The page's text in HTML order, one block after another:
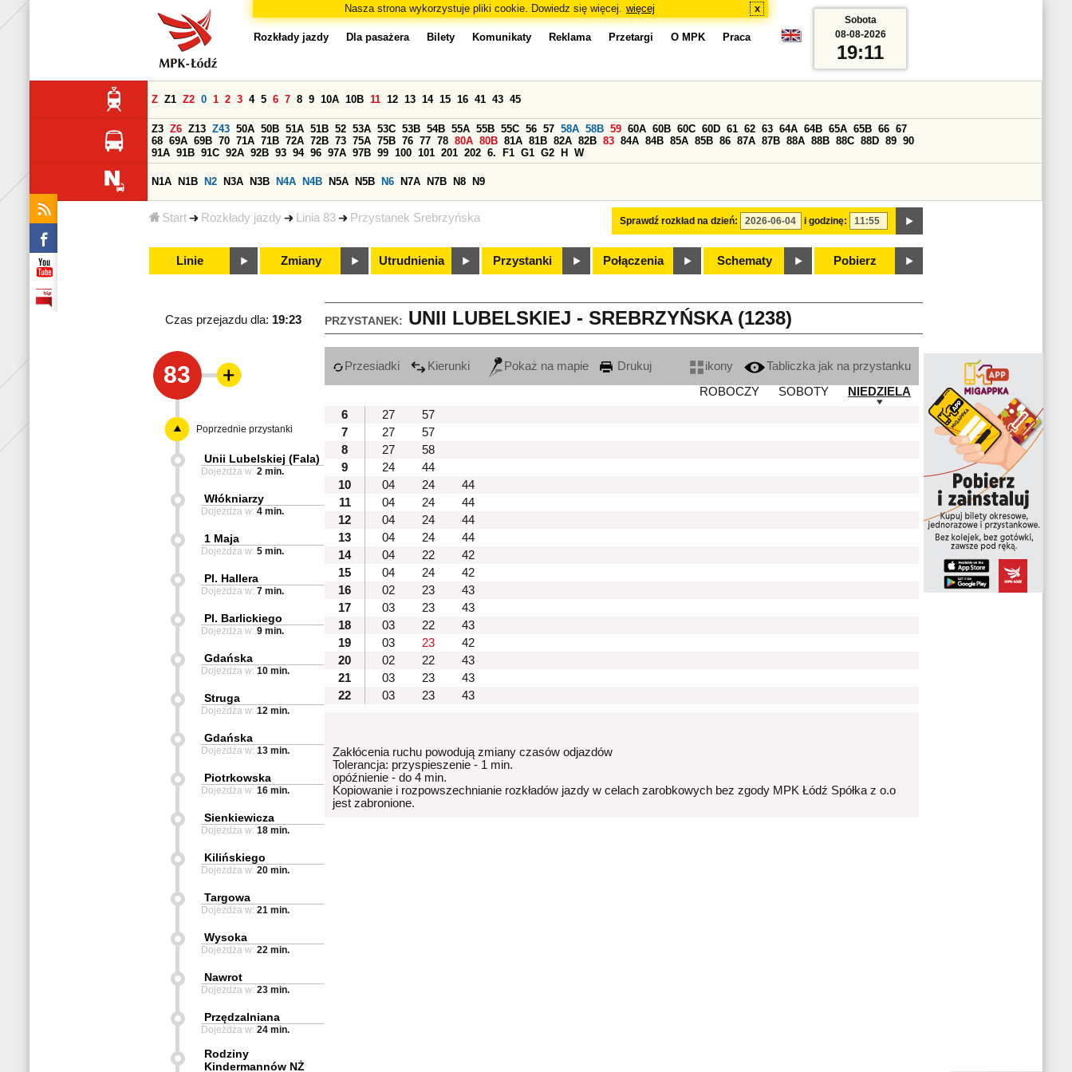
Nasza strona wykorzystuje pliki cookie. Dowiedz się więcej. więcej x
Start Rozkłady jazdy Linia 83 Przystanek Srebrzyńska
Rozkłady jazdy Dla pasażera Bilety Komunikaty Reklama Przetargi O MPK Praca
Sprawdź rozkład na dzień: i godzinę:
Z Z1 Z2 0 1 2 3 4 5 6 7 8 9 10A 10B 11 12 13 14 15 16 41 43 45
Z3 Z6 Z13 Z43 50A 50B 51A 51B 52 53A 53C 53B 54B 55A 55B 55C 56 57 58A 58B 59 60A 60B 60C 60D 61 62 63 64A 64B 65A 65B 66 67
68 69A 69B 70 71A 71B 72A 72B 73 75A 75B 76 77 78 80A 80B 81A 81B 82A 82B 83 84A 84B 85A 85B 86 87A 87B 88A 88B 88C 88D 89 90
91A 91B 91C 92A 92B 93 94 96 97A 97B 99 100 101 201 202 6. F1 G1 G2 H W
N1A N1B N2 N3A N3B N4A N4B N5A N5B N6 N7A N7B N8 N9
Linie Zmiany Utrudnienia Przystanki Połączenia Schematy Pobierz
Sobota
08-08-2026
19:11
PRZYSTANEK: UNII LUBELSKIEJ - SREBRZYŃSKA (1238)
Czas przejazdu dla: 19:23
83 Przesiadki Kierunki Pokaż na mapie Drukuj ikony
Tabliczka jak na przystanku
ROBOCZY
SOBOTY
NIEDZIELA
6
27
57
7
27
57
8
27
58
9
24
44
10
04 24
44
11
04 24
44
12
04 24
44
13
04 24
44
14
04 22
42
15
04 24
42
16
02 23
43
17
03 23
43
18
03 22
43
19
03 23
42
20
02 22
43
21
03 23
43
22
03 23 43
Zakłócenia ruchu powodują zmiany czasów odjazdów
Tolerancja: przyspieszenie - 1 min.
opóźnienie - do 4 min.
Kopiowanie i rozpowszechnianie rozkładów jazdy w celach zarobkowych bez zgody MPK Łódź Spółka z o.o
jest zabronione.
Poprzednie przystanki
Unii Lubelskiej (Fala)
Dojeżdża w: 2 min.
Włókniarzy
Dojeżdża w: 4 min.
1 Maja
Dojeżdża w: 5 min.
Pl. Hallera
Dojeżdża w: 7 min.
Pl. Barlickiego
Dojeżdża w: 9 min.
Gdańska
Dojeżdża w: 10 min.
Struga
Dojeżdża w: 12 min.
Gdańska
Dojeżdża w: 13 min.
Piotrkowska
Dojeżdża w: 16 min.
Sienkiewicza
Dojeżdża w: 18 min.
Kilińskiego
Dojeżdża w: 20 min.
Targowa
Dojeżdża w: 21 min.
Wysoka
Dojeżdża w: 22 min.
Nawrot
Dojeżdża w: 23 min.
Przędzalniana
Dojeżdża w: 24 min.
Rodziny
Kindermannów NŻ